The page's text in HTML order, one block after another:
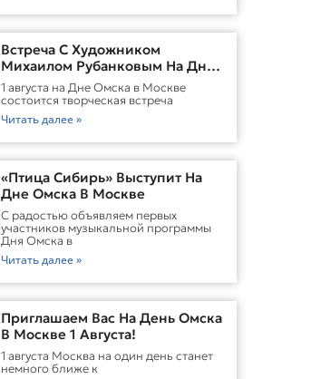
Встреча С Художником
Михаилом Рубанковым На Дне
Омска В Москве
1 августа на Дне Омска в Москве
состоится творческая встреча
Читать далее »
«Птица Сибирь» Выступит На
Дне Омска В Москве
С радостью объявляем первых
участников музыкальной программы
Дня Омска в
Читать далее »
Приглашаем Вас На День Омска
В Москве 1 Августа!
1 августа Москва на один день станет
немного ближе к